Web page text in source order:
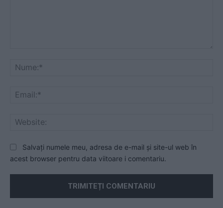
Salvați numele meu, adresa de e-mail și site-ul web în
acest browser pentru data viitoare i comentariu.